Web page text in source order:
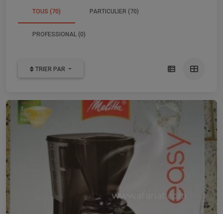
TOUS (70) PARTICULIER (70)
PROFESSIONAL (0)
TRIER PAR